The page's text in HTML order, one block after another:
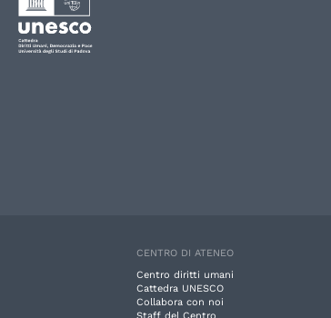
CENTRO DI ATENEO
Centro diritti umani
Cattedra UNESCO
Collabora con noi